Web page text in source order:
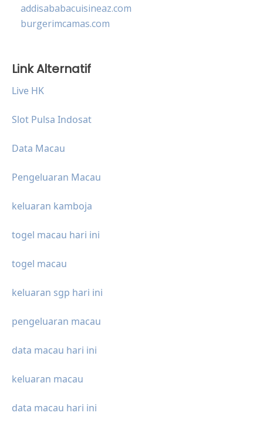
addisababacuisineaz.com
burgerimcamas.com
Link Alternatif
Live HK
Slot Pulsa Indosat
Data Macau
Pengeluaran Macau
keluaran kamboja
togel macau hari ini
togel macau
keluaran sgp hari ini
pengeluaran macau
data macau hari ini
keluaran macau
data macau hari ini